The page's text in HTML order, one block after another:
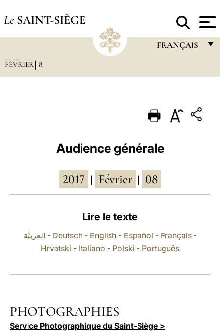
Le SAINT-SIÈGE
FRANÇAIS
PORTUGUÊS
ESPAÑOL
POLSKI
LATINE
FÉVRIER 8
Audience générale
2017 Février 08
Lire le texte
العربيَّة - Deutsch- English- Español - Français-
Hrvatski - Italiano - Polski - Português
PHOTOGRAPHIES
Service Photographique du Saint-Siège >